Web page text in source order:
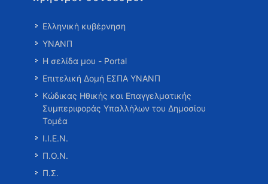
Ελληνική κυβέρνηση
ΥΝΑΝΠ
Η σελίδα μου - Portal
Επιτελική Δομή ΕΣΠΑ ΥΝΑΝΠ
Κώδικας Ηθικής και Επαγγελματικής
Συμπεριφοράς Υπαλλήλων του Δημοσίου
Τομέα
Ι.Ι.Ε.Ν.
Π.Ο.Ν.
Π.Σ.